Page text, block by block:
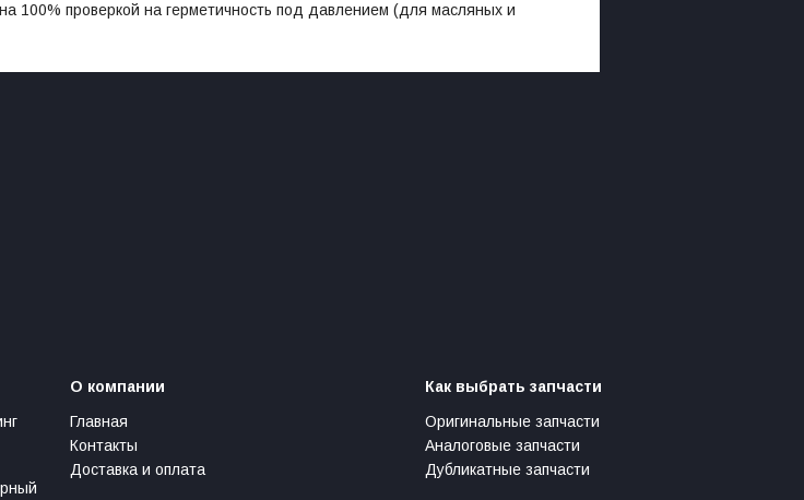
проверкой на герметичность под давлением (для масляных и
О компании
Главная
Контакты
Доставка и оплата
Как выбрать запчасти
Оригинальные запчасти
Аналоговые запчасти
Дубликатные запчасти